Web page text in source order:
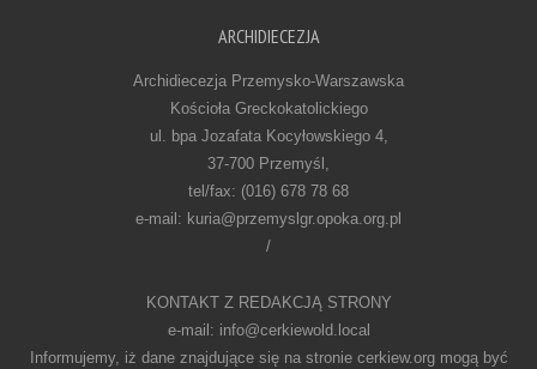
ARCHIDIECEZJA
Archidiecezja Przemysko-Warszawska
Kościoła Greckokatolickiego
ul. bpa Jozafata Kocyłowskiego 4,
37-700 Przemyśl,
tel/fax: (016) 678 78 68
e-mail: kuria@przemyslgr.opoka.org.pl
/
KONTAKT Z REDAKCJĄ STRONY
e-mail: info@cerkiewold.local
Informujemy, iż dane znajdujące się na stronie cerkiew.org mogą być